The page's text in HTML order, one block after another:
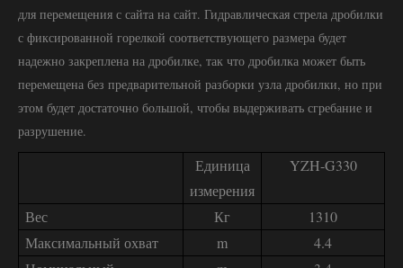
для перемещения с сайта на сайт. Гидравлическая стрела дробилки
с фиксированной горелкой соответствующего размера будет
надежно закреплена на дробилке, так что дробилка может быть
перемещена без предварительной разборки узла дробилки, но при
этом будет достаточно большой, чтобы выдерживать сгребание и
разрушение.
Единица
измерения
YZH-G330
Вес Кг
1310
Максимальный охват
m
4.4